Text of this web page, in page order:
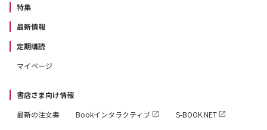
特集
最新情報
定期購読
マイページ
書店さま向け情報
最新の注文書
Bookインタラクティブ S-BOOK.NET